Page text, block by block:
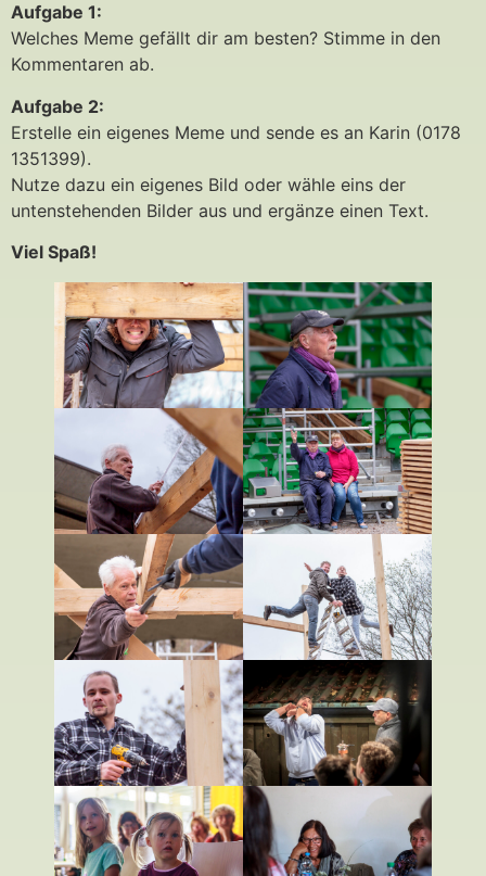
Aufgabe 1:
Welches Meme gefällt dir am besten? Stimme in den
Kommentaren ab.
Aufgabe 2:
Erstelle ein eigenes Meme und sende es an Karin (0178
1351399).
Nutze dazu ein eigenes Bild oder wähle eins der
untenstehenden Bilder aus und ergänze einen Text.
Viel Spaß!